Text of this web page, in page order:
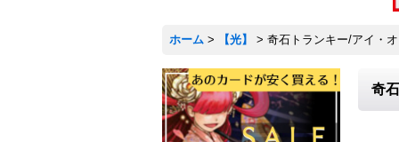
ホーム > 【光】 > 奇石トランキー/アイ・
奇